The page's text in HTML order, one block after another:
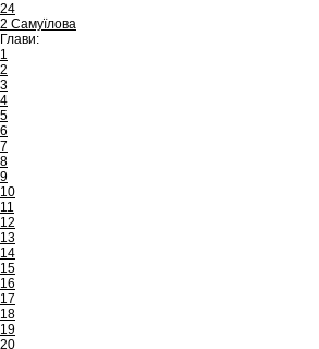
24
2 Самуїлова
Глави:
1
2
3
4
5
6
7
8
9
10
11
12
13
14
15
16
17
18
19
20